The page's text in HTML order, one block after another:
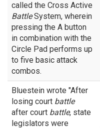
called the Cross Active
BattleSystem, wherein
pressing the A button
in combination with the
Circle Pad performs up
to five basic attack
combos.
Bluestein wrote "After
losing court battle
after court battle, state
legislators were